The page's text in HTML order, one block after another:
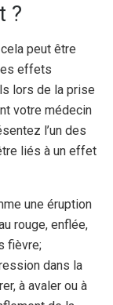
?
peut être
effets
lors de la prise
votre médecin
l’un des
liés à un effet
une éruption
rouge, enflée,
fièvre;
dans la
à avaler ou à